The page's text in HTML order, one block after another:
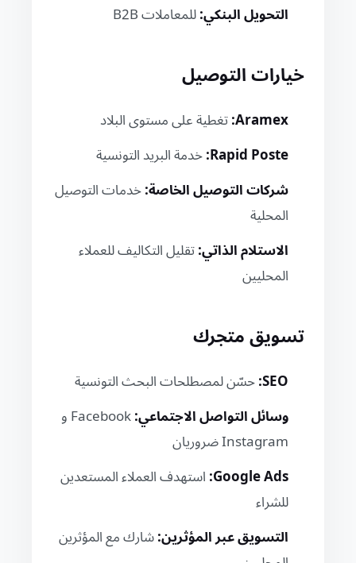
التحويل البنكي:للمعاملات B2B
خيارات التوصيل
Aramex: تغطية على مستوى البلاد
Rapid Poste: خدمة البريد التونسية
شركات التوصيل الخاصة:خدمات التوصيل
المحلية
الاستلام الذاتي:تقليل التكاليف للعملاء
المحليين
تسويق متجرك
SEO: حسّن لمصطلحات البحث التونسية
وسائل التواصل الاجتماعي:
Facebook و
Instagram ضروريان
Google Ads: استهدف العملاء المستعدين
للشراء
التسويق عبر المؤثرين:شارك مع المؤثرين